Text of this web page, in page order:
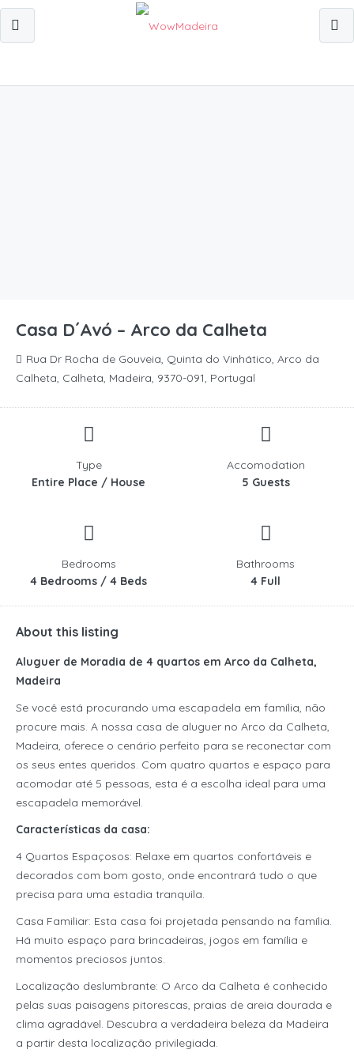
Casa D´Avó – Arco da Calheta
Rua Dr Rocha de Gouveia, Quinta do Vinhático, Arco da
Calheta, Calheta, Madeira, 9370-091, Portugal
Type
Entire Place / House
Accomodation
5 Guests
Bedrooms
4 Bedrooms / 4 Beds
Bathrooms
4 Full
About this listing
Aluguer de Moradia de 4 quartos em Arco da Calheta,
Madeira
Se você está procurando uma escapadela em família, não
procure mais. A nossa casa de aluguer no Arco da Calheta,
Madeira, oferece o cenário perfeito para se reconectar com
os seus entes queridos. Com quatro quartos e espaço para
acomodar até 5 pessoas, esta é a escolha ideal para uma
escapadela memorável.
Características da casa:
4 Quartos Espaçosos: Relaxe em quartos confortáveis ​​e
decorados com bom gosto, onde encontrará tudo o que
precisa para uma estadia tranquila.
Casa Familiar: Esta casa foi projetada pensando na família.
Há muito espaço para brincadeiras, jogos em família e
momentos preciosos juntos.
Localização deslumbrante: O Arco da Calheta é conhecido
pelas suas paisagens pitorescas, praias de areia dourada e
clima agradável. Descubra a verdadeira beleza da Madeira
a partir desta localização privilegiada.